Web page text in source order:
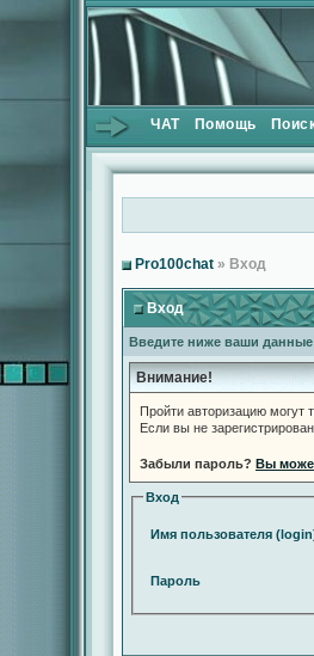
ЧАТ Помощь
Pro100chat » Вход
Вход
Введите ниже ваши данные
Внимание!
Пройти авторизацию могут
Если вы не
Забыли пароль? Вы
Вход
Имя пользователя
Пароль